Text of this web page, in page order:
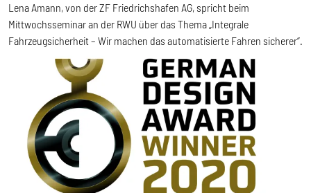
Lena Amann, von der ZF Friedrichshafen AG, spricht beim
Mittwochsseminar an der RWU über das Thema „Integrale
Fahrzeugsicherheit – Wir machen das automatisierte Fahren sicherer“.